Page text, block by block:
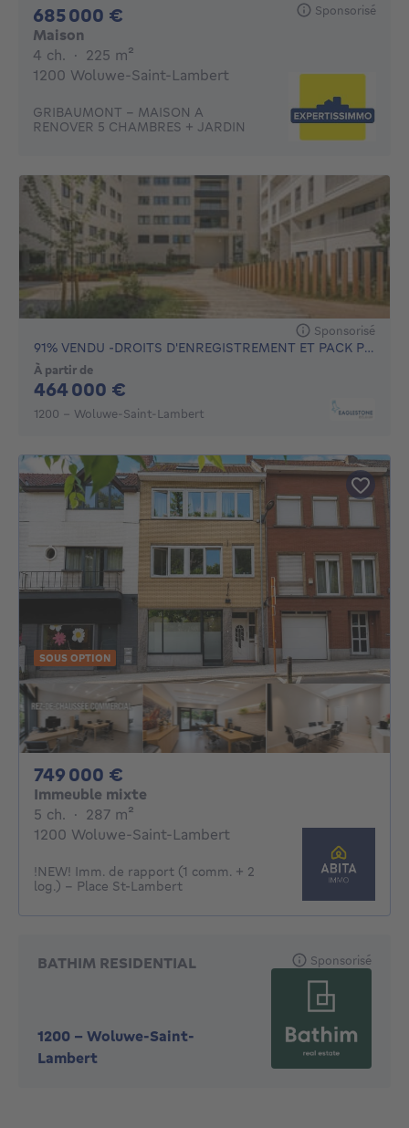
685 000 € Sponsorisé
Maison
4 ch. 4 chambres
· 225 m²
1200 Woluwe-Saint-Lambert
GRIBAUMONT - MAISON A
RENOVER 5 CHAMBRES + JARDIN
Sponsorisé
91% VENDU -DROITS D'ENREGISTREMENT ET PACK PEINTURE OFFERT
À partir de
464 000 €
1200 - Woluwe-Saint-Lambert
SOUS OPTION
749 000 €
Immeuble mixte
5 ch. 5 chambres
· 287 m²
1200 Woluwe-Saint-Lambert
!NEW! Imm. de rapport (1 comm. + 2
log.) - Place St-Lambert
BATHIM RESIDENTIAL
1200 - Woluwe-Saint-
Lambert
Sponsorisé